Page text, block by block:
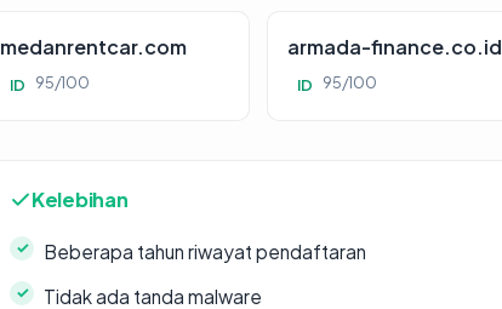
medanrentcar.com
ID 95/100
armada-finance.co.id
ID 95/100
Kelebihan
Beberapa tahun riwayat pendaftaran
Tidak ada tanda malware